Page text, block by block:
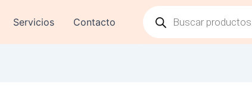
Servicios Contacto
Products
search